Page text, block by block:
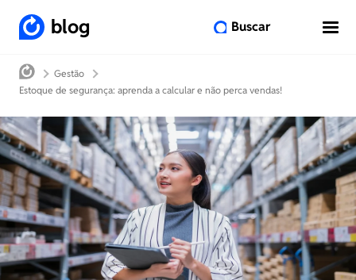
blog Buscar
Gestão
Estoque de segurança: aprenda a calcular e não perca vendas!